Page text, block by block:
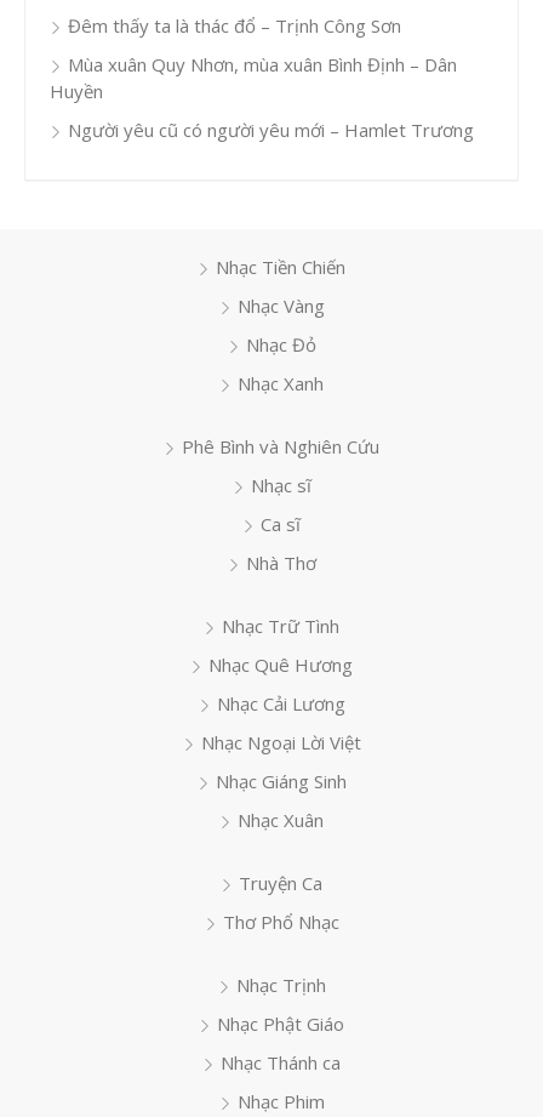
Đêm thấy ta là thác đổ – Trịnh Công Sơn
Mùa xuân Quy Nhơn, mùa xuân Bình Định – Dân
Huyền
Người yêu cũ có người yêu mới – Hamlet Trương
Nhạc Tiền Chiến
Nhạc Vàng
Nhạc Đỏ
Nhạc Xanh
Phê Bình và Nghiên Cứu
Nhạc sĩ
Ca sĩ
Nhà Thơ
Nhạc Trữ Tình
Nhạc Quê Hương
Nhạc Cải Lương
Nhạc Ngoại Lời Việt
Nhạc Giáng Sinh
Nhạc Xuân
Truyện Ca
Thơ Phổ Nhạc
Nhạc Trịnh
Nhạc Phật Giáo
Nhạc Thánh ca
Nhạc Phim